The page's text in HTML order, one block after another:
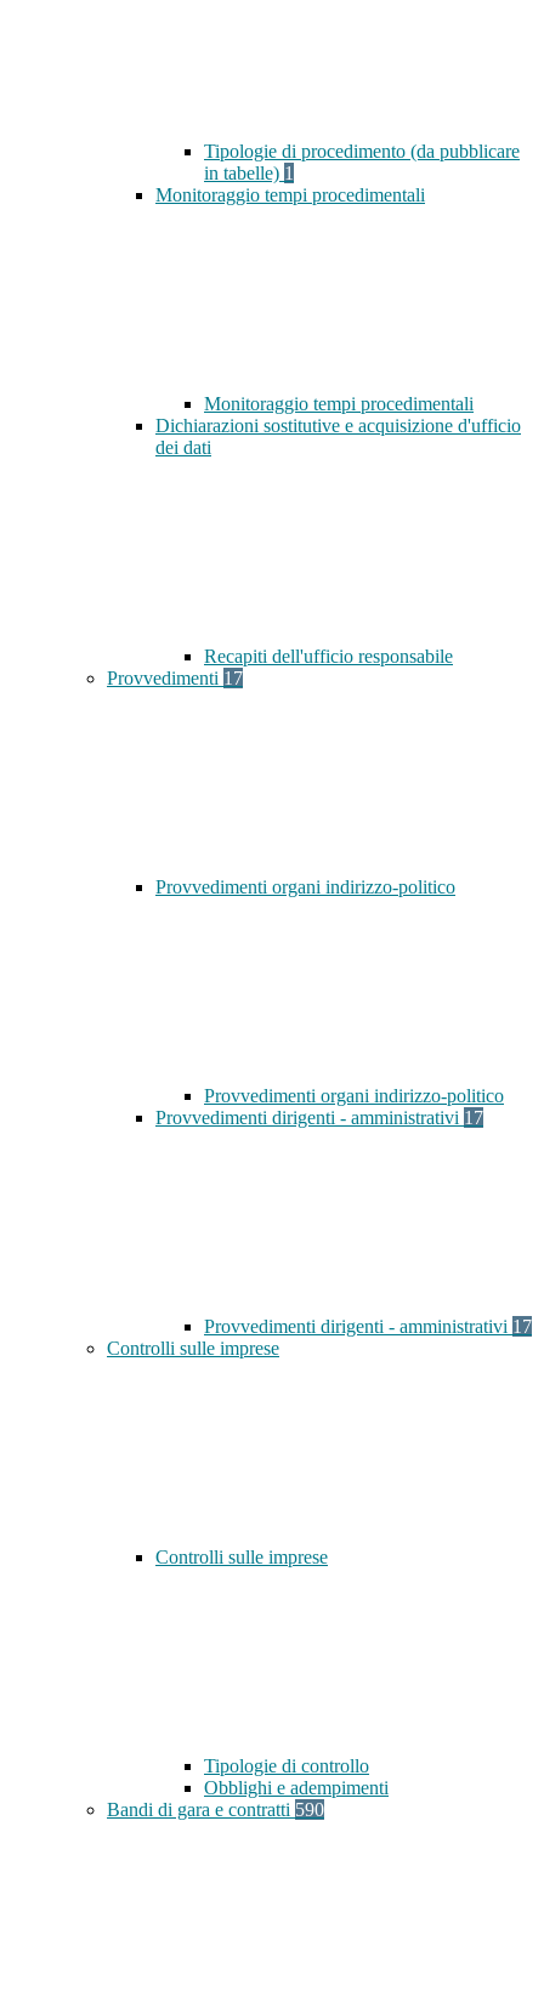
Tipologie di procedimento (da pubblicare
in tabelle) 1
Monitoraggio tempi procedimentali
Monitoraggio tempi procedimentali
Dichiarazioni sostitutive e acquisizione d'ufficio
dei dati
Recapiti dell'ufficio responsabile
Provvedimenti 17
Provvedimenti organi indirizzo-politico
Provvedimenti organi indirizzo-politico
Provvedimenti dirigenti - amministrativi 17
Provvedimenti dirigenti - amministrativi 17
Controlli sulle imprese
Controlli sulle imprese
Tipologie di controllo
Obblighi e adempimenti
Bandi di gara e contratti 590